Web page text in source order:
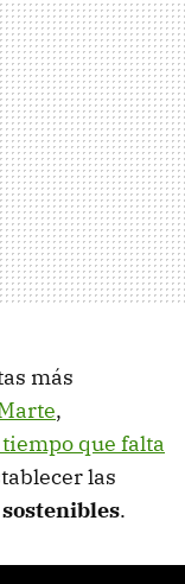
más
,
que falta
las
.